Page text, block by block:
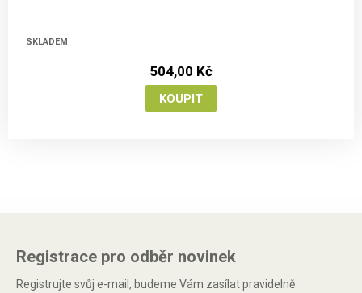
SKLADEM
504,00 Kč
Registrace pro odběr novinek
Registrujte svůj e-mail, budeme Vám zasílat pravidelně